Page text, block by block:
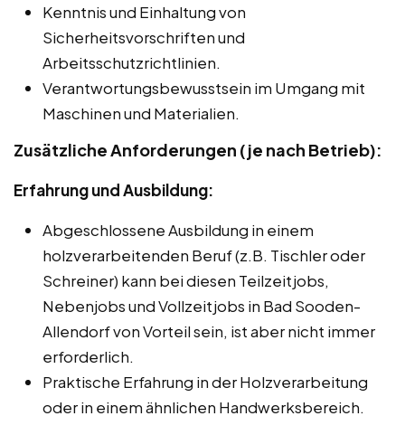
Kenntnis und Einhaltung von
Sicherheitsvorschriften und
Arbeitsschutzrichtlinien.
Verantwortungsbewusstsein im Umgang mit
Maschinen und Materialien.
Zusätzliche Anforderungen (je nach Betrieb):
Erfahrung und Ausbildung:
Abgeschlossene Ausbildung in einem
holzverarbeitenden Beruf (z.B. Tischler oder
Schreiner) kann bei diesen Teilzeitjobs,
Nebenjobs und Vollzeitjobs in Bad Sooden-
Allendorf von Vorteil sein, ist aber nicht immer
erforderlich.
Praktische Erfahrung in der Holzverarbeitung
oder in einem ähnlichen Handwerksbereich.